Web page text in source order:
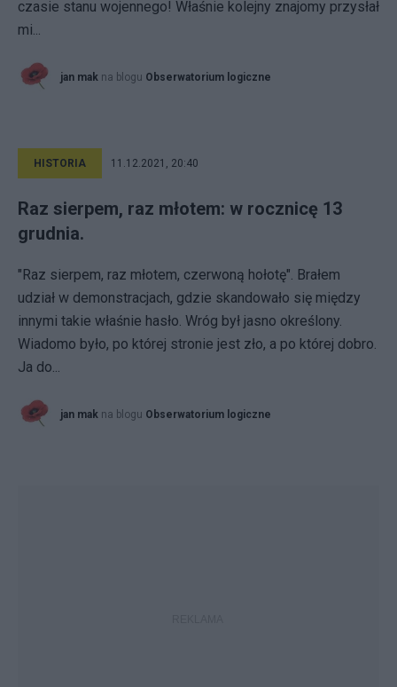
czasie stanu wojennego! Właśnie kolejny znajomy przysłał
mi...
jan mak na blogu Obserwatorium logiczne
HISTORIA 11.12.2021, 20:40
Raz sierpem, raz młotem: w rocznicę 13
grudnia.
"Raz sierpem, raz młotem, czerwoną hołotę". Brałem
udział w demonstracjach, gdzie skandowało się między
innymi takie właśnie hasło. Wróg był jasno określony.
Wiadomo było, po której stronie jest zło, a po której dobro.
Ja do...
jan mak na blogu Obserwatorium logiczne